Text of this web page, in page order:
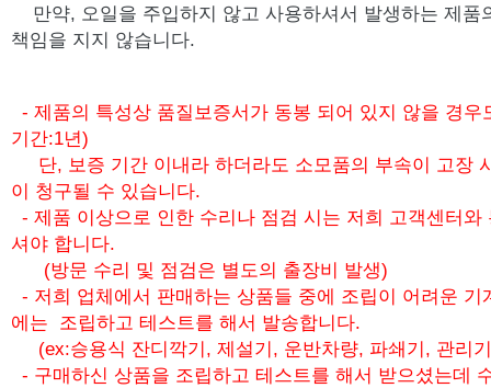
만약, 오일을 주입하지 않고 사용하셔서 발생하는 제품
책임을 지지 않습니다.
- 제품의 특성상 품질보증서가 동봉 되어 있지 않을 경우
기간:1년)
단, 보증 기간 이내라 하더라도 소모품의 부속이 고장
이 청구될 수 있습니다.
- 제품 이상으로 인한 수리나 점검 시는 저희 고객센터와
셔야 합니다.
(방문 수리 및 점검은 별도의 출장비 발생)
- 저희 업체에서 판매하는 상품들 중에 조립이 어려운 기
에는 조립하고 테스트를 해서 발송합니다.
(ex:승용식 잔디깍기, 제설기, 운반차량, 파쇄기, 관리
- 구매하신 상품을 조립하고 테스트를 해서 받으셨는데